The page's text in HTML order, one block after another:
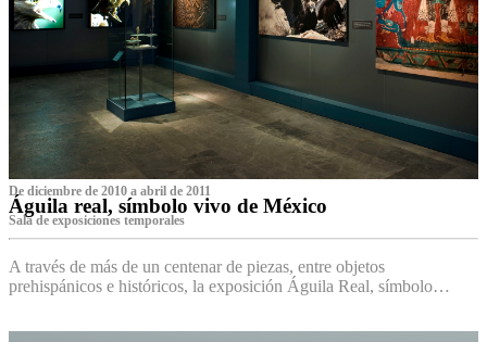
De diciembre de 2010 a abril de 2011
Águila real, símbolo vivo de México
Sala de exposiciones temporales
A través de más de un centenar de piezas, entre objetos
prehispánicos e históricos, la exposición Águila Real, símbolo…